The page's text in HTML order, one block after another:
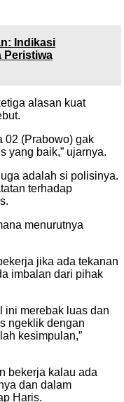
Indikasi
Peristiwa
alasan kuat
02 (Prabowo) gak
yang baik,” ujarnya.
adalah si polisinya.
terhadap
menurutnya
jika ada tekanan
imbalan dari pihak
ini merebak luas dan
ngeklik dengan
kesimpulan,”
bekerja kalau ada
dan dalam
Haris.